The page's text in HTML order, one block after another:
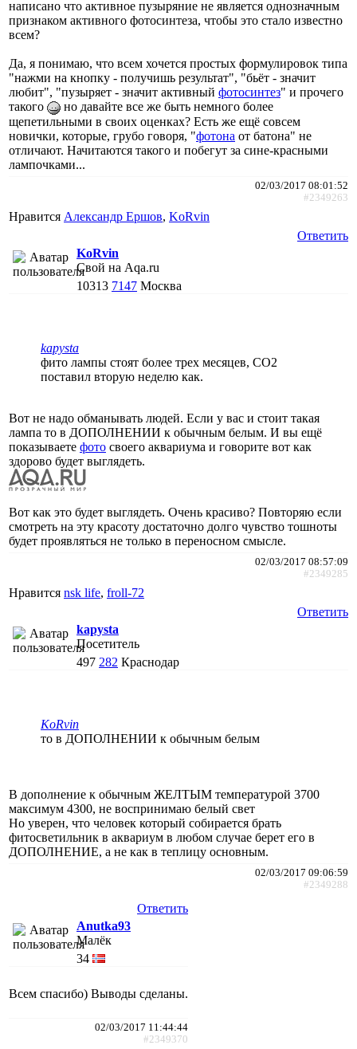
написано что активное пузыряние не является однозначным
признаком активного фотосинтеза, чтобы это стало известно
всем?
Да, я понимаю, что всем хочется простых формулировок типа
"нажми на кнопку - получишь результат", "бьёт - значит
любит", "пузыряет - значит активный фотосинтез" и прочего
такого
но давайте все же быть немного более
щепетильными в своих оценках? Есть же ещё совсем
новички, которые, грубо говоря, "фотона от батона" не
отличают. Начитаются такого и побегут за сине-красными
лампочками...
02/03/2017 08:01:52
#2349263
Нравится Александр Ершов, KoRvin
Ответить
KoRvin
Свой на Aqa.ru
10313 7147 Москва
kapysta
фито лампы стоят более трех месяцев, СО2
поставил вторую неделю как.
Вот не надо обманывать людей. Если у вас и стоит такая
лампа то в ДОПОЛНЕНИИ к обычным белым. И вы ещё
показываете фото своего аквариума и говорите вот как
здорово будет выглядеть.
Вот как это будет выглядеть. Очень красиво? Повторяю если
смотреть на эту красоту достаточно долго чувство тошноты
будет проявляться не только в переносном смысле.
02/03/2017 08:57:09
#2349285
Нравится nsk life, froll-72
Ответить
kapysta
Посетитель
497 282 Краснодар
KoRvin
то в ДОПОЛНЕНИИ к обычным белым
В дополнение к обычным ЖЕЛТЫМ температурой 3700
максимум 4300, не воспринимаю белый свет
Но уверен, что человек который собирается брать
фитосветильник в аквариум в любом случае берет его в
ДОПОЛНЕНИЕ, а не как в теплицу основным.
02/03/2017 09:06:59
#2349288
Ответить
Anutka93
Малёк
34
Всем спасибо) Выводы сделаны.
02/03/2017 11:44:44
#2349370